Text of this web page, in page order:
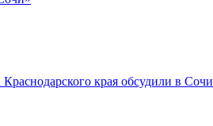
края обсудили в Сочи